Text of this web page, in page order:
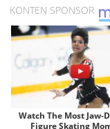
Channel
Ragam
Satelit